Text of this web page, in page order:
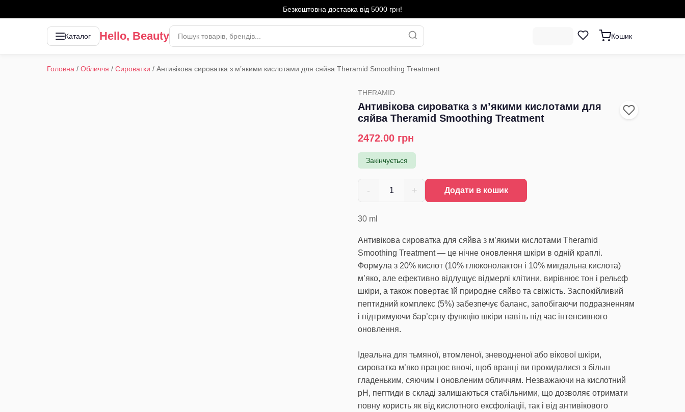
Безкоштовна доставка від 5000 грн!
Каталог Hello, Beauty Кошик
Головна / Обличчя / Сироватки / Антивікова сироватка з м’якими кислотами для сяйва Theramid Smoothing Treatment
THERAMID
Антивікова сироватка з м’якими кислотами для
сяйва Theramid Smoothing Treatment
2472.00 грн
Закінчується
- 1 + Додати в кошик
30 ml
Антивікова сироватка для сяйва з м’якими кислотами Theramid
Smoothing Treatment — це нічне оновлення шкіри в одній краплі.
Формула з 20% кислот (10% глюконолактон і 10% мигдальна кислота)
м’яко, але ефективно відлущує відмерлі клітини, вирівнює тон і рельєф
шкіри, а також повертає їй природне сяйво та свіжість. Заспокійливий
пептидний комплекс (5%) забезпечує баланс, запобігаючи подразненням
і підтримуючи бар’єрну функцію шкіри навіть під час інтенсивного
оновлення.
Ідеальна для тьмяної, втомленої, зневодненої або вікової шкіри,
сироватка м’яко працює вночі, щоб вранці ви прокидалися з більш
гладеньким, сяючим і оновленим обличчям. Незважаючи на кислотний
pH, пептиди в складі залишаються стабільними, що дозволяє отримати
повну користь як від кислотного ексфоліації, так і від антивікового